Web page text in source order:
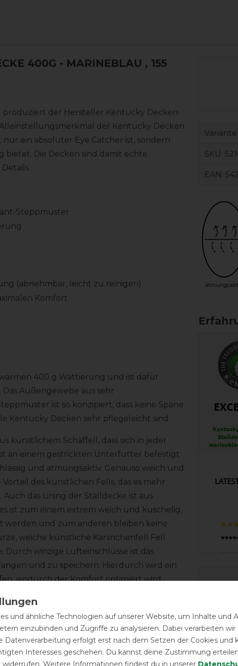
400G - MARINEBLAU , 155
der Hersteller Kentucky Decken
der Kentucky Decken
ein absoluter Eye Catcher ist, sondern
bietet. Die Decken sind damit echte
Steppmuster
(abnehmbar, leicht zu reinigen)
Komfort
400 g Wattierung und ist dafür
Außengewebe aus sehr
ist so konzipiert, dass keine Späne
Kentucky Decken sehr pflegeleicht sind.
künstlichem Schaffell, dass sich in jeder
an einem gestrickten Unterfutter befestigt
und atmungsaktiv. Genauso weich und
des künstlichen Fells, das es mehr
das Lining der Stalldecke ist aus
ist zum einem extrem weich und kuschelig,
und zum anderen bleiben keine
weiche künstliche Kaninchenfell Fell
winzige Lufteinschlüsse ist das
und zu speichern. Hierdurch wird ein
wodurch der Komfort optimiert wird.
gestaltete kleine Lederapplikationen
wie die messingfarbenen Kreuzgurte.
nicht nur ein modisches Highlight, sondern
SKU:
EAN:
und ähnliche Technologien auf unserer Website, um Inhalte und
einzubinden und Zugriffe zu analysieren. Dabei verarbeiten
Datenverarbeitung erfolgt erst nach dem Setzen der Cookies und
Interesses geschehen. Du kannst deine Zustimmung
widerrufen. Weitere Informationen findest du in unserer